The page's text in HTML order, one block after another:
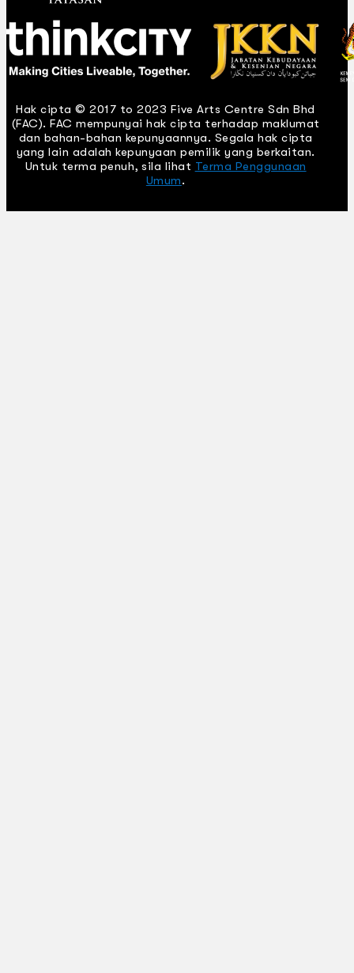
Hak cipta © 2017 to 2023 Five Arts Centre Sdn Bhd
(FAC). FAC mempunyai hak cipta terhadap maklumat
dan bahan-bahan kepunyaannya. Segala hak cipta
yang lain adalah kepunyaan pemilik yang berkaitan.
Untuk terma penuh, sila lihat Terma Penggunaan
Umum.